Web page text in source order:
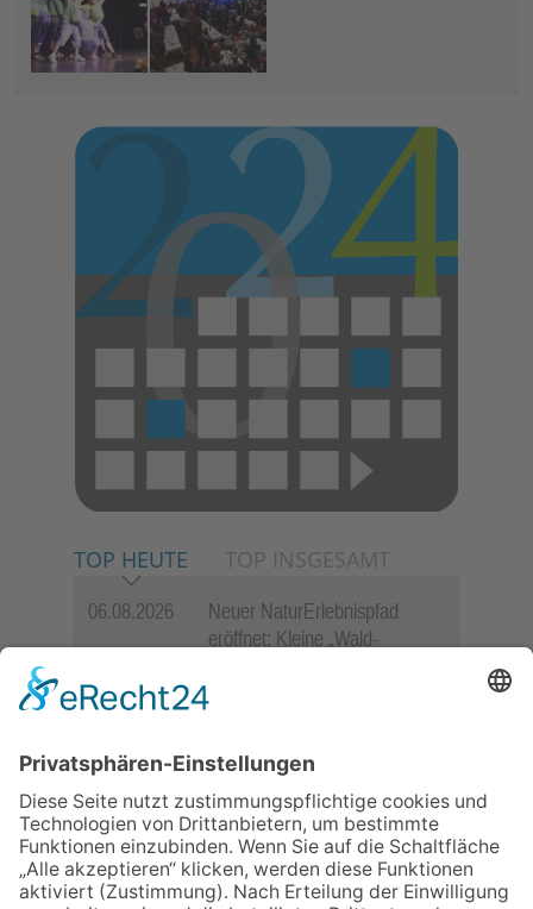
TOP HEUTE TOP INSGESAMT
06.08.2026
Neuer NaturErlebnispfad
eröffnet: Kleine „Wald-
Königstein beben
Heimat“ – Lions-Präsident
Jürgen Rohrmann setzt auf
Gemeinschaft und Bewährtes
06.08.2026
Baustellenführung führt auch in